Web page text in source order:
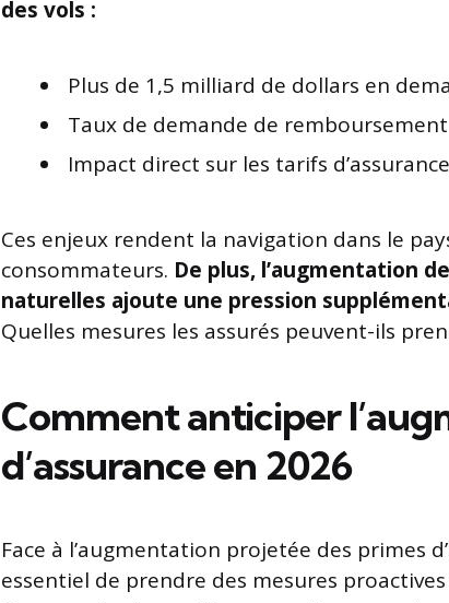
des vols :
Plus de 1,5 milliard de dollars en
Taux de demande de
Impact direct sur les tarifs
Ces enjeux rendent la navigation dans le
consommateurs. De plus, l’augmentation
naturelles ajoute une pression
Quelles mesures les assurés peuvent-ils
Comment anticiper
d’assurance en 2026
Face à l’augmentation projetée des primes
essentiel de prendre des mesures